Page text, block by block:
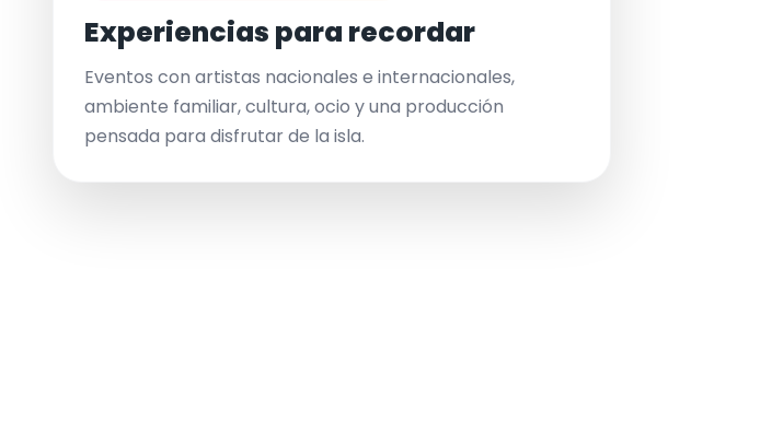
Experiencias para recordar
Eventos con artistas nacionales e internacionales,
ambiente familiar, cultura, ocio y una producción
pensada para disfrutar de la isla.